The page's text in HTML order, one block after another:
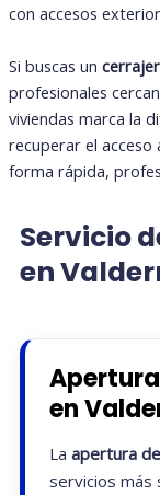
con accesos
Si buscas un
profesionales
viviendas marca la
recuperar el
forma rápida,
Servicio
en
en
La apertura
servicios más